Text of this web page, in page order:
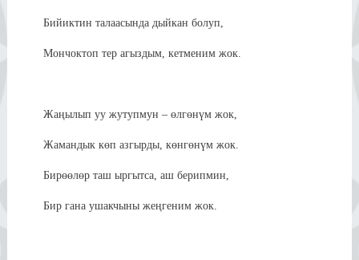
Бийиктин талаасында дыйкан болуп,
Мончоктоп тер агыздым, кетменим жок.
Жаңылып уу жутупмун – өлгөнүм жок,
Жамандык көп азгырды, көнгөнүм жок.
Бирөөлөр таш ыргытса, аш берипмин,
Бир гана ушакчыны жеңгеним жок.